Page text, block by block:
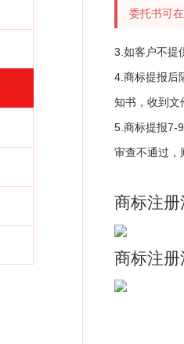
委托书可
3.如客户不提
4.商标提报后
知书，收到文
5.商标提报7-
审查不通过，
商标注册
商标注册